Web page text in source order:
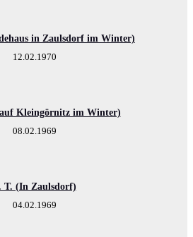
in Zaulsdorf im Winter)
12.02.1970
Kleingörnitz im Winter)
08.02.1969
T. (In Zaulsdorf)
04.02.1969